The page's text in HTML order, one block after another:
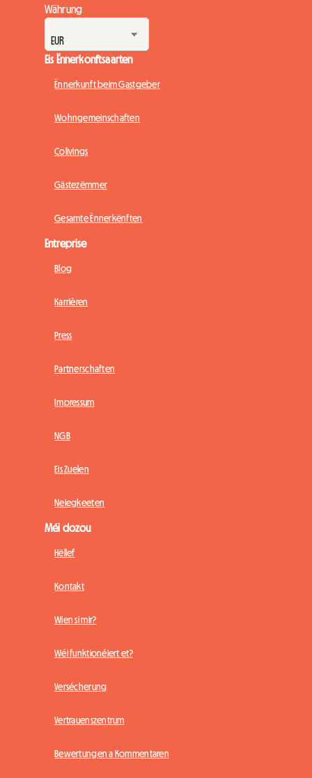
Währung
Eis Ënnerkonftsaarten
Ënnerkunft beim Gastgeber
Wohngemeinschaften
Colivings
Gästezëmmer
Gesamte Ënnerkënften
Entreprise
Blog
Karrièren
Press
Partnerschaften
Impressum
NGB
Eis Zuelen
Neiegkeeten
Méi dozou
Hëllef
Kontakt
Wien si mir?
Wéi funktionéiert et?
Versécherung
Vertrauenszentrum
Bewertungen a Kommentaren